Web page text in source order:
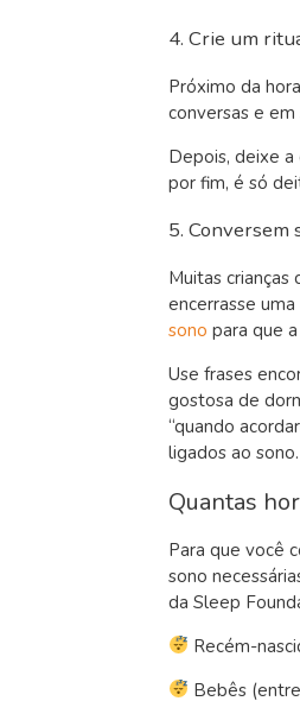
4. Crie um
Próximo da
conversas e
Depois, deixe a
por fim, é só
5. Conversem
Muitas
encerrasse
sono para que
Use frases
gostosa de
“quando
ligados ao sono.
Quantas
Para que você
sono
da Sleep
Recém-
Bebês